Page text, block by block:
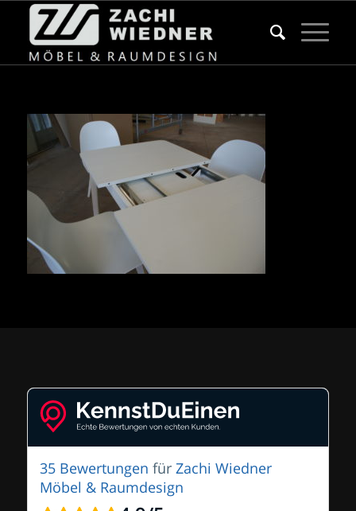
35 Bewertungen für Zachi Wiedner
Möbel & Raumdesign